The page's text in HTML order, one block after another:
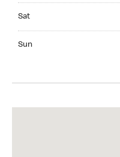
Sat
Sun